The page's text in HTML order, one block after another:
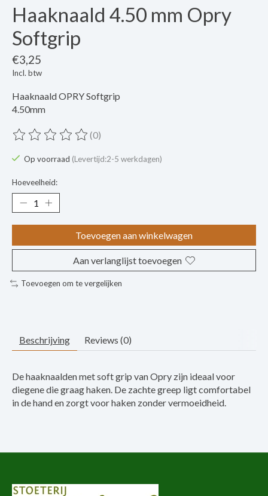
Haaknaald 4.50 mm Opry
Softgrip
€3,25
Incl. btw
Haaknaald OPRY Softgrip
4.50mm
De beoordeling van dit product is
(0)
Op voorraad (Levertijd:2-5 werkdagen)
Hoeveelheid:
Toevoegen aan winkelwagen
Aan verlanglijst toevoegen
Toevoegen om te vergelijken
Beschrijving Reviews (0)
De haaknaalden met soft grip van Opry zijn ideaal voor
diegene die graag haken. De zachte greep ligt comfortabel
in de hand en zorgt voor haken zonder vermoeidheid.